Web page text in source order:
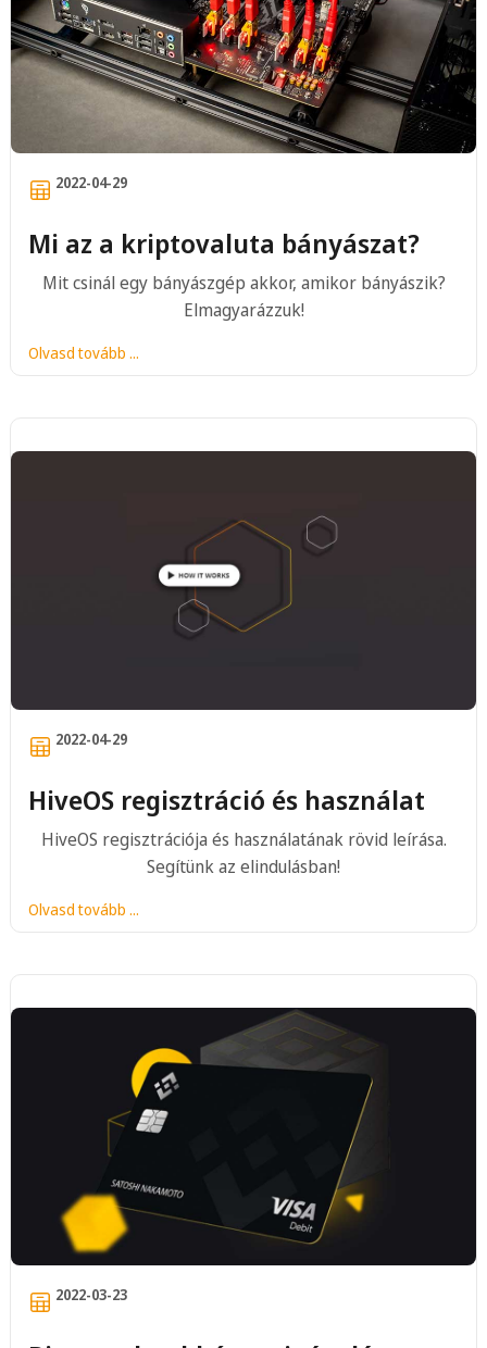
2022-04-29
Mi az a kriptovaluta bányászat?
Mit csinál egy bányászgép akkor, amikor bányászik?
Elmagyarázzuk!
Olvasd tovább ...
2022-04-29
HiveOS regisztráció és használat
HiveOS regisztrációja és használatának rövid leírása.
Segítünk az elindulásban!
Olvasd tovább ...
2022-03-23